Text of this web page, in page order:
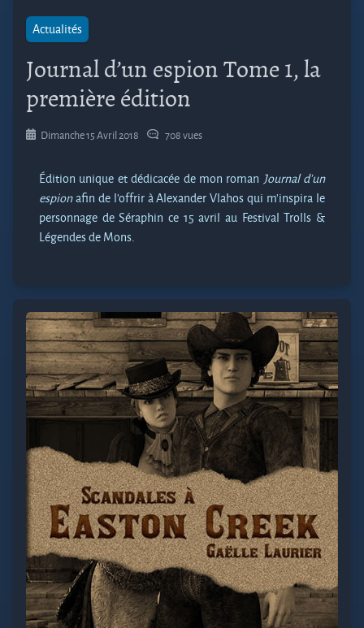
Actualités
Journal d’un espion Tome 1, la
première édition
Dimanche 15 Avril 2018 708 vues
Édition unique et dédicacée de mon roman Journal d’un
espionafin de l’offrir à Alexander Vlahos qui m’inspira le
personnage de Séraphin ce 15 avril au Festival Trolls &
Légendes de Mons.